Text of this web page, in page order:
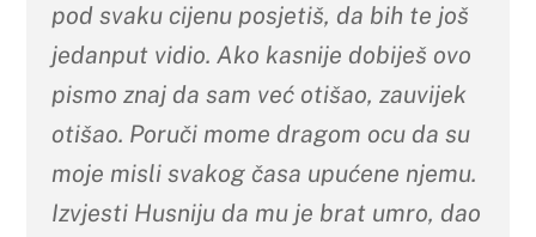
pod svaku cijenu posjetiš, da bih te još
jedanput vidio. Ako kasnije dobiješ ovo
pismo znaj da sam već otišao, zauvijek
otišao. Poruči mome dragom ocu da su
moje misli svakog časa upućene njemu.
Izvjesti Husniju da mu je brat umro, dao